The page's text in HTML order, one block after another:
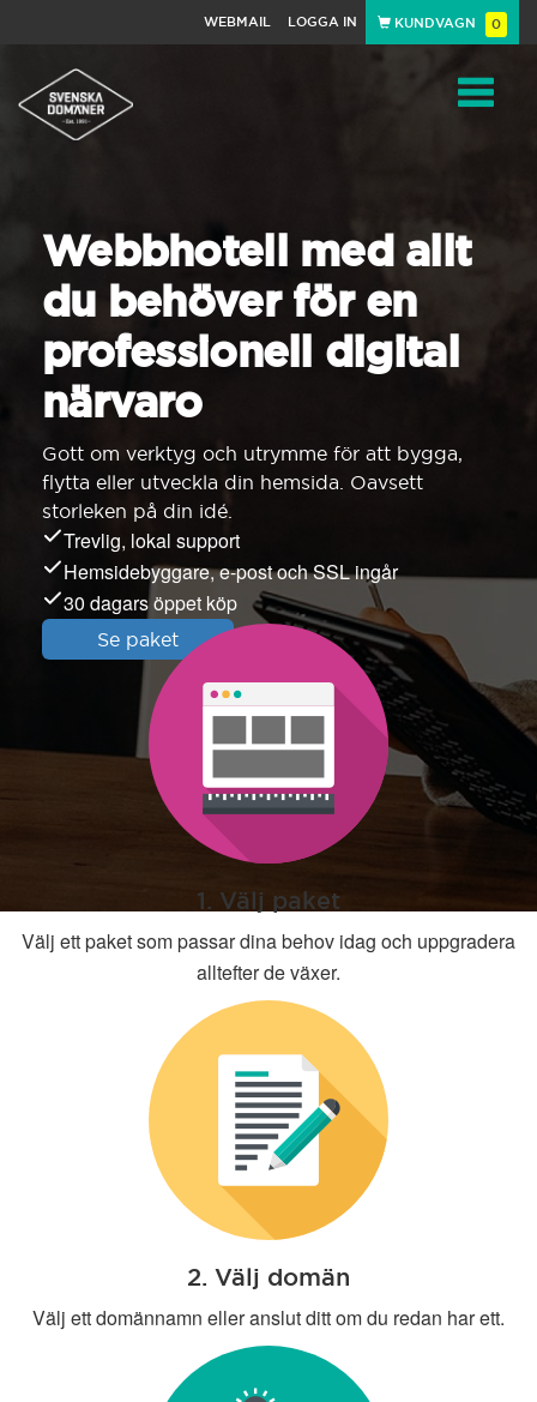
WEBMAIL LOGGA IN KUNDVAGN 0
Webbhotell med allt
du behöver för en
professionell digital
närvaro
Gott om verktyg och utrymme för att bygga,
flytta eller utveckla din hemsida. Oavsett
storleken på din idé.
Trevlig, lokal support
Hemsidebyggare, e-post och SSL ingår
30 dagars öppet köp
Se paket
1. Välj paket
Välj ett paket som passar dina behov idag och uppgradera
alltefter de växer.
2. Välj domän
Välj ett domännamn eller anslut ditt om du redan har ett.